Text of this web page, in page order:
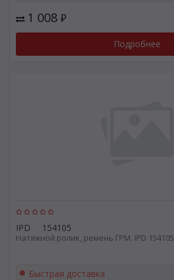
1 008 ₽
Подробнее
IPD 154105
Натяжной ролик, ремень ГРМ. IPD 154105
Быстрая доставка